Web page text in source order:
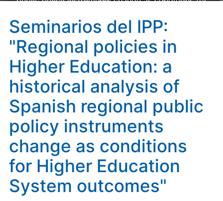
Seminarios del IPP:
"Regional policies in
Higher Education: a
historical analysis of
Spanish regional public
policy instruments
change as conditions
for Higher Education
System outcomes"